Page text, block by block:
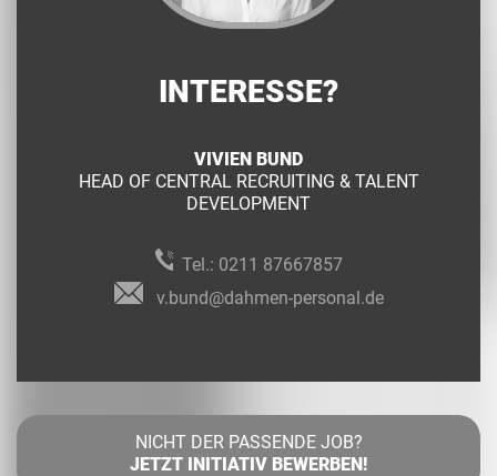
INTERESSE?
VIVIEN BUND
HEAD OF CENTRAL RECRUITING & TALENT
DEVELOPMENT
Tel.: 0211 87667857
v.bund@dahmen-personal.de
NICHT DER PASSENDE JOB?
JETZT INITIATIV BEWERBEN!